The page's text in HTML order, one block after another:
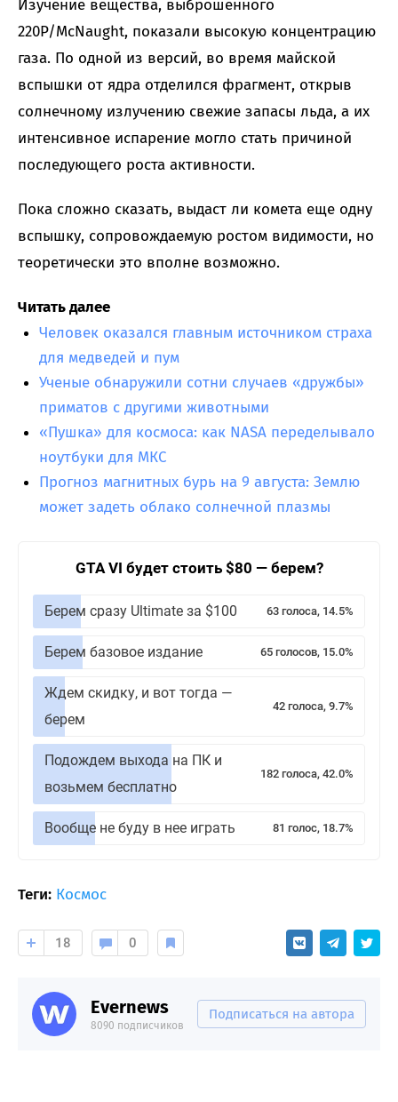
Изучение вещества, выброшенного
220P/McNaught, показали высокую концентрацию
газа. По одной из версий, во время майской
вспышки от ядра отделился фрагмент, открыв
солнечному излучению свежие запасы льда, а их
интенсивное испарение могло стать причиной
последующего роста активности.
Пока сложно сказать, выдаст ли комета еще одну
вспышку, сопровождаемую ростом видимости, но
теоретически это вполне возможно.
Читать далее
Человек оказался главным источником страха
для медведей и пум
Ученые обнаружили сотни случаев «дружбы»
приматов с другими животными
«Пушка» для космоса: как NASA переделывало
ноутбуки для МКС
Прогноз магнитных бурь на 9 августа: Землю
может задеть облако солнечной плазмы
GTA VI будет стоить $80 — берем?
Берем сразу Ultimate за $100 63 голоса, 14.5%
Берем базовое издание 65 голосов, 15.0%
Ждем скидку, и вот тогда —
берем
42 голоса, 9.7%
Подождем выхода на ПК и
возьмем бесплатно
182 голоса, 42.0%
Вообще не буду в нее играть 81 голос, 18.7%
Теги: Космос
18 0
Evernews
8090 подписчиков
Подписаться на автора